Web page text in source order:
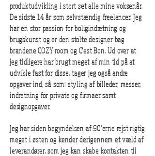
produktudvikling i stort set alle mine voksenår.
De sidste 14 år som selvstændig freelancer. Jeg
har en stor passion for boligindretning og
brugskunst og er den stolte designer bag
brandene COZY room og C’est Bon. Ud over at
jeg tidligere har brugt meget af min tid på at
udvikle fast for disse, tager jeg også andre
opgaver ind, så som: styling af billeder, messer,
indretning for private og firmaer samt
designopgaver.
Jeg har siden begyndelsen af 90’erne rejst rigtig
meget i østen og kender derigennem et væld af
leverandører, som jeg kan skabe kontakten til